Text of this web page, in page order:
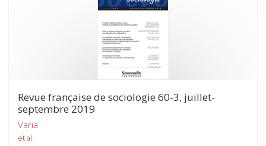
Revue française de sociologie 60-3, juillet-
septembre 2019
Varia
et al.